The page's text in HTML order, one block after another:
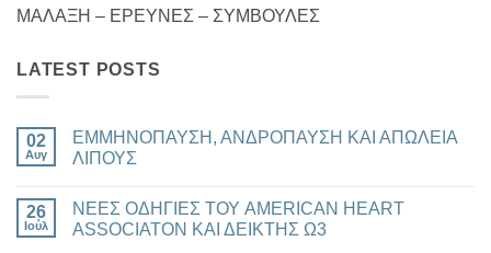
ΜΑΛΑΞΗ – ΕΡΕΥΝΕΣ – ΣΥΜΒΟΥΛΕΣ
LATEST POSTS
02
Αυγ
ΕΜΜΗΝΟΠΑΥΣΗ, ΑΝΔΡΟΠΑΥΣΗ ΚΑΙ ΑΠΩΛΕΙΑ
ΛΙΠΟΥΣ
σχόλια
στο
ΕΜΜΗΝΟΠΑΥΣΗ,
26
Ιούλ
ΝΕΕΣ ΟΔΗΓΙΕΣ ΤΟΥ AMERICAN HEART
ASSOCIATON ΚΑΙ ΔΕΙΚΤΗΣ Ω3